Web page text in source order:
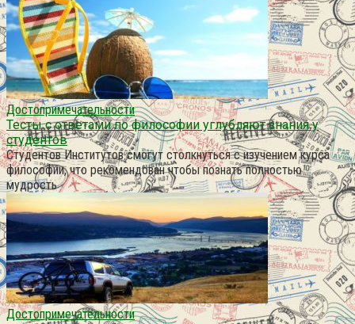
Достопримечательности
Тесты с ответами по философии углубляют знания у
студентов
Студентов Институтов смогут столкнуться с изучением курса
философии, что рекомендован чтобы познать полностью
мудрость
Достопримечательности